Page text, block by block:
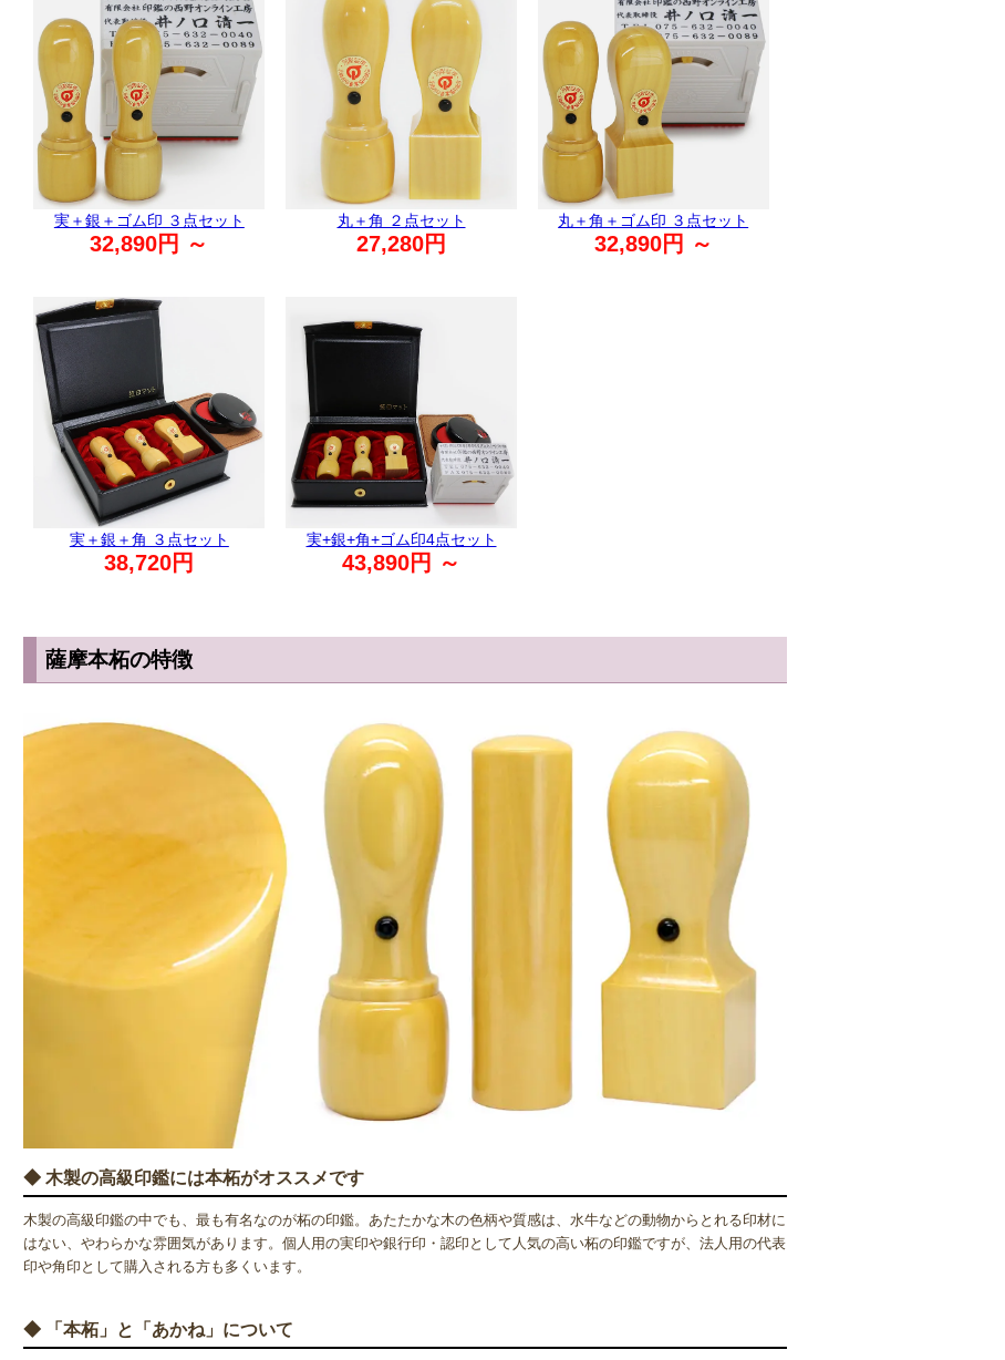
実＋銀＋ゴム印 ３点セット
32,890円 ～
丸＋角 ２点セット
27,280円
丸＋角＋ゴム印 ３点セット
32,890円 ～
実＋銀＋角 ３点セット
38,720円
実+銀+角+ゴム印4点セット
43,890円 ～
薩摩本柘の特徴
◆ 木製の高級印鑑には本柘がオススメです
木製の高級印鑑の中でも、最も有名なのが柘の印鑑。あたたかな木の色柄や質感は、水牛などの動物からとれる印材に
はない、やわらかな雰囲気があります。個人用の実印や銀行印・認印として人気の高い柘の印鑑ですが、法人用の代表
印や角印として購入される方も多くいます。
◆ 「本柘」と「あかね」について